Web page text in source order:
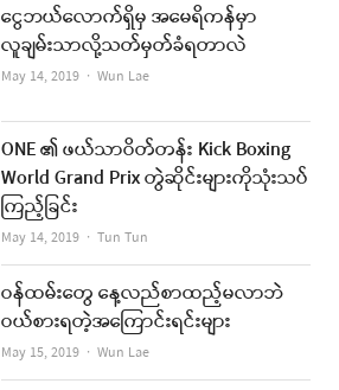
ငွေဘယ်လောက်ရှိမှ အမေရိကန်မှာ
လူချမ်းသာလို့သတ်မှတ်ခံရတာလဲ
May 14, 2019 Author
Wun Lae
ONE ၏ ဖယ်သာဝိတ်တန်း Kick Boxing
World Grand Prix တွဲဆိုင်းများကိုသုံးသပ်
ကြည့်ခြင်း
May 14, 2019 Author
Tun Tun
ဝန်ထမ်းတွေ နေ့လည်စာထည့်မလာဘဲ
ဝယ်စားရတဲ့အကြောင်းရင်းများ
May 15, 2019 Author
Wun Lae